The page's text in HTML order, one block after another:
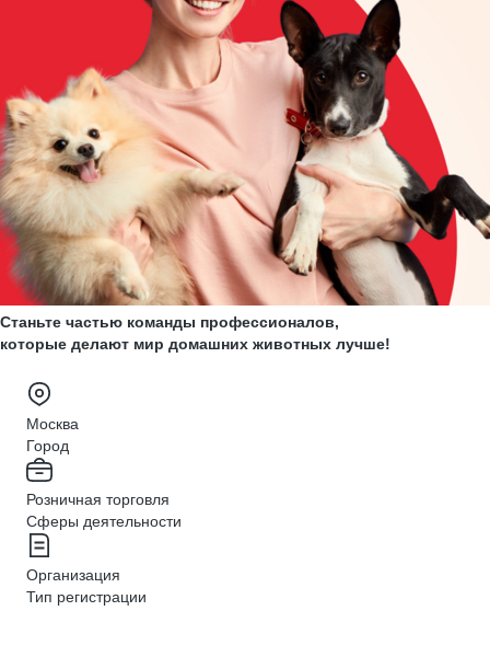
Станьте частью команды профессионалов,
которые делают мир домашних животных лучше!
Москва
Город
Розничная торговля
Сферы деятельности
Организация
Тип регистрации